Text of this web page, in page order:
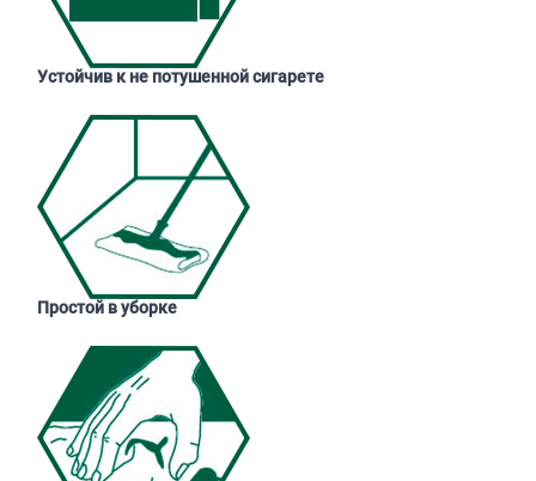
Устойчив к не потушенной сигарете
Простой в уборке